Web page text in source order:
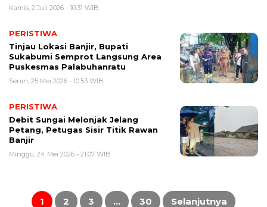
Kamis, 2 Juli 2026 - 10:31 WIB
PERISTIWA
Tinjau Lokasi Banjir, Bupati
Sukabumi Semprot Langsung Area
Puskesmas Palabuhanratu
Senin, 25 Mei 2026 - 10:53 WIB
PERISTIWA
Debit Sungai Melonjak Jelang
Petang, Petugas Sisir Titik Rawan
Banjir
Minggu, 24 Mei 2026 - 21:07 WIB
Paginasi
pos
1 2 3 … 30 Selanjutnya